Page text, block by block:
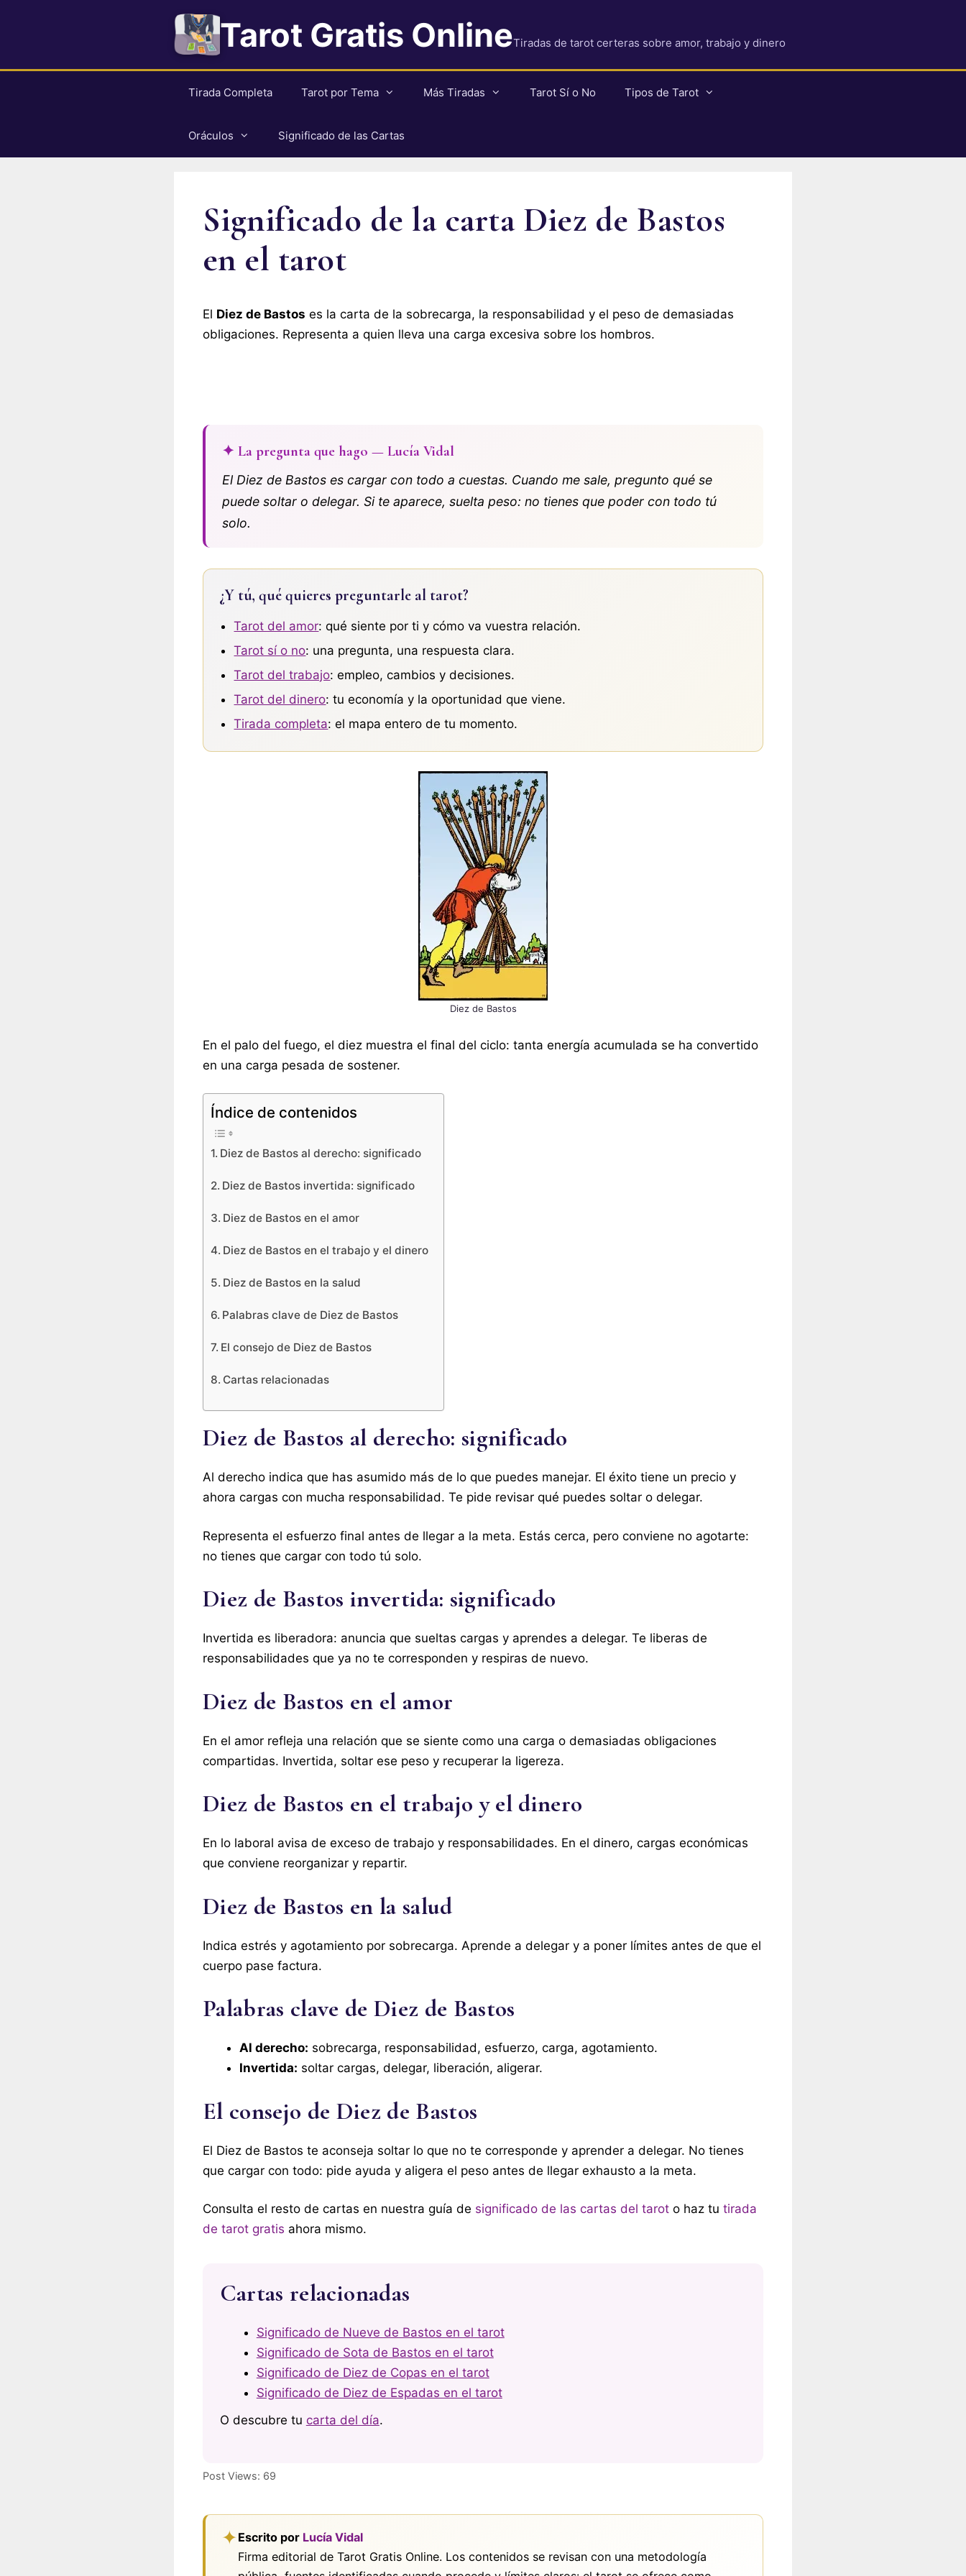
Tarot Gratis OnlineTiradas de tarot certeras sobre amor, trabajo y dinero
Tirada Completa Tarot por Tema Más Tiradas Tarot Sí o No Tipos de Tarot
Oráculos Significado de las Cartas
Significado de la carta Diez de Bastos
en el tarot
El Diez de Bastos es la carta de la sobrecarga, la responsabilidad y el peso de demasiadas
obligaciones. Representa a quien lleva una carga excesiva sobre los hombros.
✦ La pregunta que hago — Lucía Vidal
El Diez de Bastos es cargar con todo a cuestas. Cuando me sale, pregunto qué se
puede soltar o delegar. Si te aparece, suelta peso: no tienes que poder con todo tú
solo.
¿Y tú, qué quieres preguntarle al tarot?
Tarot del amor: qué siente por ti y cómo va vuestra relación.
Tarot sí o no: una pregunta, una respuesta clara.
Tarot del trabajo: empleo, cambios y decisiones.
Tarot del dinero: tu economía y la oportunidad que viene.
Tirada completa: el mapa entero de tu momento.
Diez de Bastos
En el palo del fuego, el diez muestra el final del ciclo: tanta energía acumulada se ha convertido
en una carga pesada de sostener.
Índice de contenidos
Diez de Bastos al derecho: significado
Diez de Bastos invertida: significado
Diez de Bastos en el amor
Diez de Bastos en el trabajo y el dinero
Diez de Bastos en la salud
Palabras clave de Diez de Bastos
El consejo de Diez de Bastos
Cartas relacionadas
Diez de Bastos al derecho: significado
Al derecho indica que has asumido más de lo que puedes manejar. El éxito tiene un precio y
ahora cargas con mucha responsabilidad. Te pide revisar qué puedes soltar o delegar.
Representa el esfuerzo final antes de llegar a la meta. Estás cerca, pero conviene no agotarte:
no tienes que cargar con todo tú solo.
Diez de Bastos invertida: significado
Invertida es liberadora: anuncia que sueltas cargas y aprendes a delegar. Te liberas de
responsabilidades que ya no te corresponden y respiras de nuevo.
Diez de Bastos en el amor
En el amor refleja una relación que se siente como una carga o demasiadas obligaciones
compartidas. Invertida, soltar ese peso y recuperar la ligereza.
Diez de Bastos en el trabajo y el dinero
En lo laboral avisa de exceso de trabajo y responsabilidades. En el dinero, cargas económicas
que conviene reorganizar y repartir.
Diez de Bastos en la salud
Indica estrés y agotamiento por sobrecarga. Aprende a delegar y a poner límites antes de que el
cuerpo pase factura.
Palabras clave de Diez de Bastos
Al derecho: sobrecarga, responsabilidad, esfuerzo, carga, agotamiento.
Invertida: soltar cargas, delegar, liberación, aligerar.
El consejo de Diez de Bastos
El Diez de Bastos te aconseja soltar lo que no te corresponde y aprender a delegar. No tienes
que cargar con todo: pide ayuda y aligera el peso antes de llegar exhausto a la meta.
Consulta el resto de cartas en nuestra guía de significado de las cartas del tarot o haz tu tirada
de tarot gratis ahora mismo.
Cartas relacionadas
Significado de Nueve de Bastos en el tarot
Significado de Sota de Bastos en el tarot
Significado de Diez de Copas en el tarot
Significado de Diez de Espadas en el tarot
O descubre tu carta del día.
Post Views: 69
✦Escrito por Lucía Vidal
Firma editorial de Tarot Gratis Online. Los contenidos se revisan con una metodología